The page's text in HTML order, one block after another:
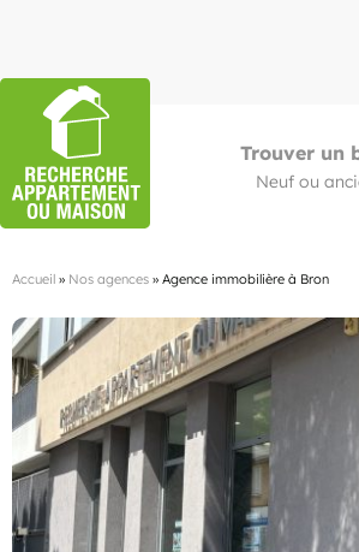
Trouver un
Neuf ou
Accueil » Nos agences » Agence immobilière à Bron